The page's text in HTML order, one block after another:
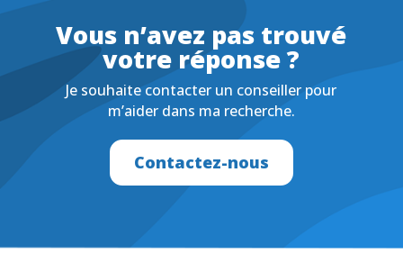
Vous n’avez pas trouvé
votre réponse ?
Je souhaite contacter un conseiller pour
m’aider dans ma recherche.
Contactez-nous